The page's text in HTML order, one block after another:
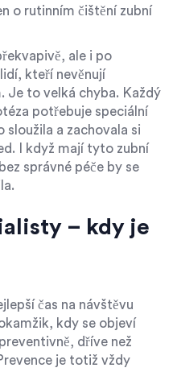
o rutinním čištění zubní
ale i po
kteří nevěnují
Je to velká chyba. Každý
potřebuje speciální
sloužila a zachovala si
I když mají tyto zubní
správné péče by se
– kdy je
čas na návštěvu
kdy se objeví
dříve než
je totiž vždy